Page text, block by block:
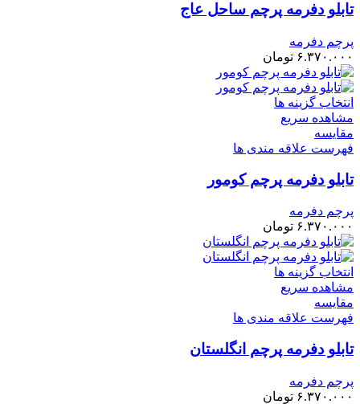
تابلو دفرمه پرچم ساحل عاج
پرچم دفرمه
۶.۳۷۰.۰۰۰ تومان
انتخاب گزینه ها
مشاهده سریع
مقایسه
فهرست علاقه مندی ها
تابلو دفرمه پرچم کومور
پرچم دفرمه
۶.۳۷۰.۰۰۰ تومان
انتخاب گزینه ها
مشاهده سریع
مقایسه
فهرست علاقه مندی ها
تابلو دفرمه پرچم انگلستان
پرچم دفرمه
۶.۳۷۰.۰۰۰ تومان